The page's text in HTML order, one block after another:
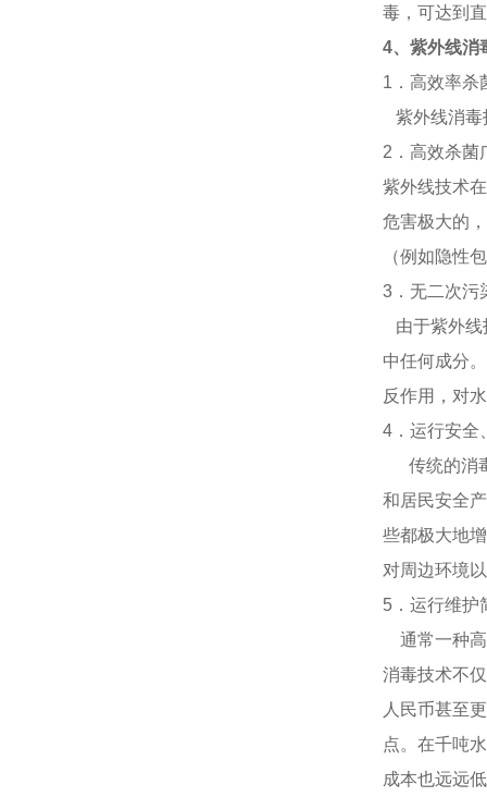
毒，可达到
4、紫外线消
1 ．高效率杀
紫外线消
2 ．高效杀菌
紫外线技术
危害极大的
（例如隐性
3． 无二次污
由于紫外
中任何成分
反作用，对
4． 运行安全
传统的消
和居民安全
些都极大地
对周边环境
5． 运行维护
通常一种
消毒技术不
人民币甚至
点。在千吨
成本也远远